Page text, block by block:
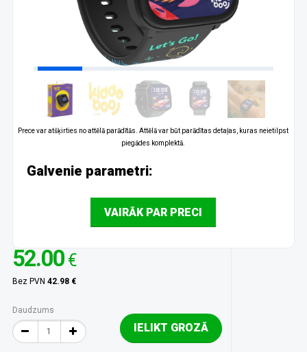
Prece var atšķirties no attēlā parādītās. Attēlā var būt parādītas detaļas, kuras neietilpst
piegādes komplektā.
Galvenie parametri:
VAIRĀK PAR PRECI
52.00 €
Bez PVN 42.98 €
Daudzums
IELIKT GROZĀ